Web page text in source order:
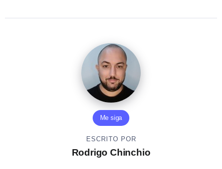
Me siga
ESCRITO POR
Rodrigo Chinchio